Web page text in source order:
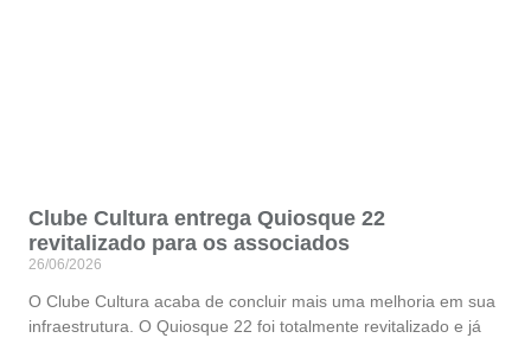
Clube Cultura entrega Quiosque 22
revitalizado para os associados
26/06/2026
O Clube Cultura acaba de concluir mais uma melhoria em sua
infraestrutura. O Quiosque 22 foi totalmente revitalizado e já